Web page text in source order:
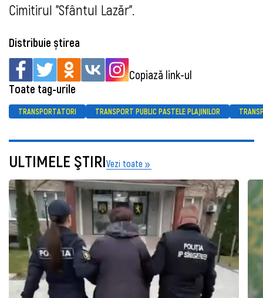
Cimitirul "Sfântul Lazăr".
Distribuie știrea
Copiază link-ul
Toate tag-urile
TRANSPORTATORI TRANSPORT PUBLIC PASTELE PLAJINILOR
ULTIMELE ŞTIRIVezi toate